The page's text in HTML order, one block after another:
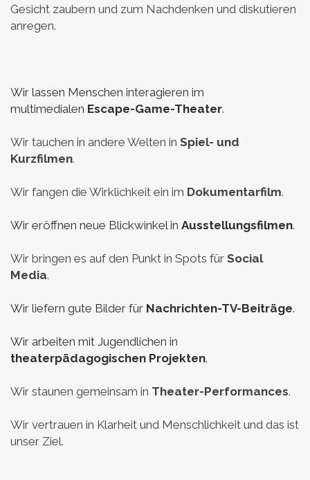
Gesicht zaubern und zum Nachdenken und diskutieren
anregen.
Wir lassen Menschen interagieren im
multimedialen Escape-Game-Theater.
Wir tauchen in andere Welten in Spiel- und
Kurzfilmen.
Wir fangen die Wirklichkeit ein im Dokumentarfilm.
Wir eröffnen neue Blickwinkel in Ausstellungsfilmen.
Wir bringen es auf den Punkt in Spots für Social
Media.
Wir liefern gute Bilder für Nachrichten-TV-Beiträge.
Wir arbeiten mit Jugendlichen in
theaterpädagogischen Projekten.
Wir staunen gemeinsam in Theater-Performances.
Wir vertrauen in Klarheit und Menschlichkeit und das ist
unser Ziel.